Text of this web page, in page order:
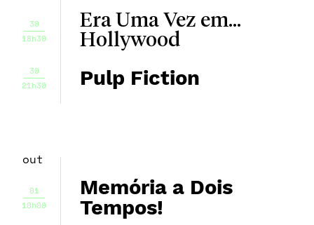
30
18h30
Era Uma Vez em...
Hollywood
30
21h30
Pulp Fiction
out
01
10h00
Memória a Dois
Tempos!